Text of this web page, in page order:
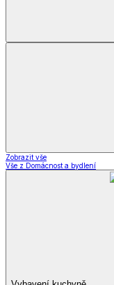
Zobrazit vše
Vše z Domácnost a bydlení